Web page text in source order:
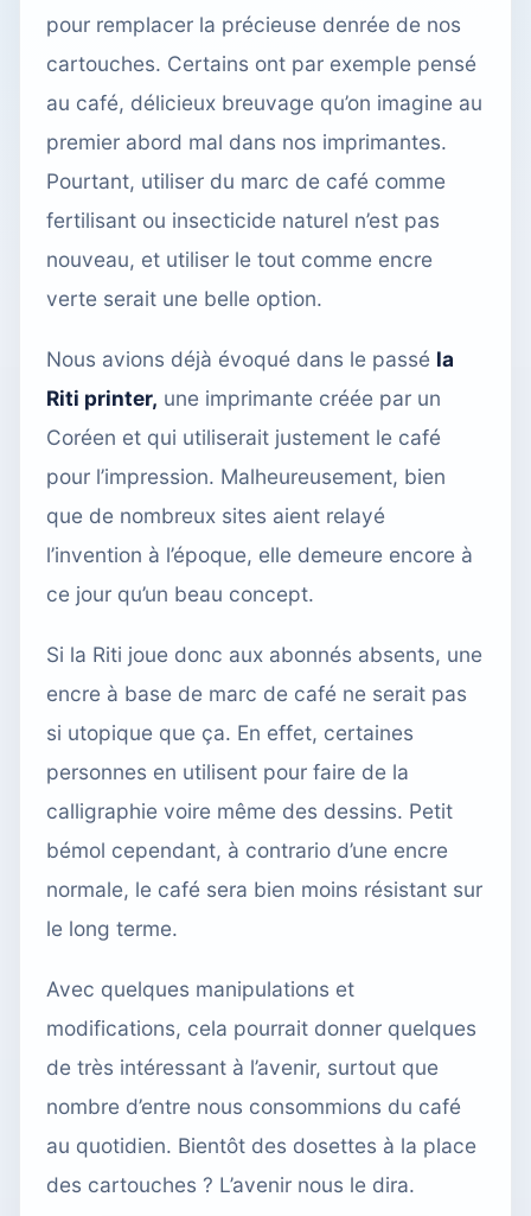
pour remplacer la précieuse denrée de nos
cartouches. Certains ont par exemple pensé
au café, délicieux breuvage qu’on imagine au
premier abord mal dans nos imprimantes.
Pourtant, utiliser du marc de café comme
fertilisant ou insecticide naturel n’est pas
nouveau, et utiliser le tout comme encre
verte serait une belle option.
Nous avions déjà évoqué dans le passé la
Riti printer, une imprimante créée par un
Coréen et qui utiliserait justement le café
pour l’impression. Malheureusement, bien
que de nombreux sites aient relayé
l’invention à l’époque, elle demeure encore à
ce jour qu’un beau concept.
Si la Riti joue donc aux abonnés absents, une
encre à base de marc de café ne serait pas
si utopique que ça. En effet, certaines
personnes en utilisent pour faire de la
calligraphie voire même des dessins. Petit
bémol cependant, à contrario d’une encre
normale, le café sera bien moins résistant sur
le long terme.
Avec quelques manipulations et
modifications, cela pourrait donner quelques
de très intéressant à l’avenir, surtout que
nombre d’entre nous consommions du café
au quotidien. Bientôt des dosettes à la place
des cartouches ? L’avenir nous le dira.